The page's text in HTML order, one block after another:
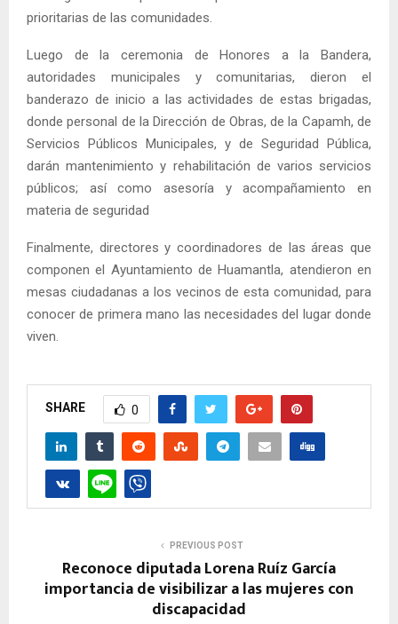
prioritarias de las comunidades.
Luego de la ceremonia de Honores a la Bandera,
autoridades municipales y comunitarias, dieron el
banderazo de inicio a las actividades de estas brigadas,
donde personal de la Dirección de Obras, de la Capamh, de
Servicios Públicos Municipales, y de Seguridad Pública,
darán mantenimiento y rehabilitación de varios servicios
públicos; así como asesoría y acompañamiento en
materia de seguridad
Finalmente, directores y coordinadores de las áreas que
componen el Ayuntamiento de Huamantla, atendieron en
mesas ciudadanas a los vecinos de esta comunidad, para
conocer de primera mano las necesidades del lugar donde
viven.
SHARE 0
PREVIOUS POST
Reconoce diputada Lorena Ruíz García
importancia de visibilizar a las mujeres con
discapacidad